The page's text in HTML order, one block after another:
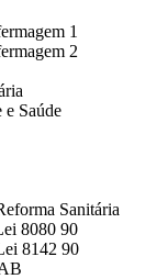
1
2
e Saúde
Sanitária
8080 90
8142 90